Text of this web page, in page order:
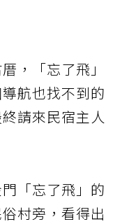
，「忘了飛」
航也找不到的
請來民宿主人
「忘了飛」的
村旁，看得出